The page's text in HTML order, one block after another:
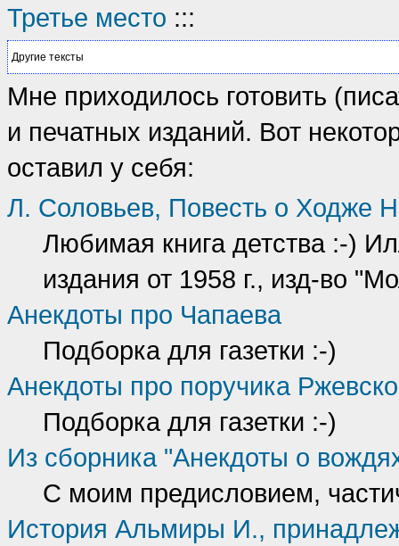
Третье место :::
Другие тексты
Мне приходилось готовить
и печатных изданий. Вот
оставил у себя:
Л. Соловьев, Повесть о Ходже
Любимая книга детства :-)
издания от 1958 г., изд-во
Анекдоты про Чапаева
Подборка для газетки :-)
Анекдоты про поручика
Подборка для газетки :-)
Из сборника "Анекдоты о
С моим предисловием,
История Альмиры И.,